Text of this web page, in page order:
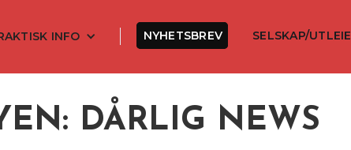
INFO NYHETSBREV SELSKAP/UTLEIE
DÅRLIG NEWS